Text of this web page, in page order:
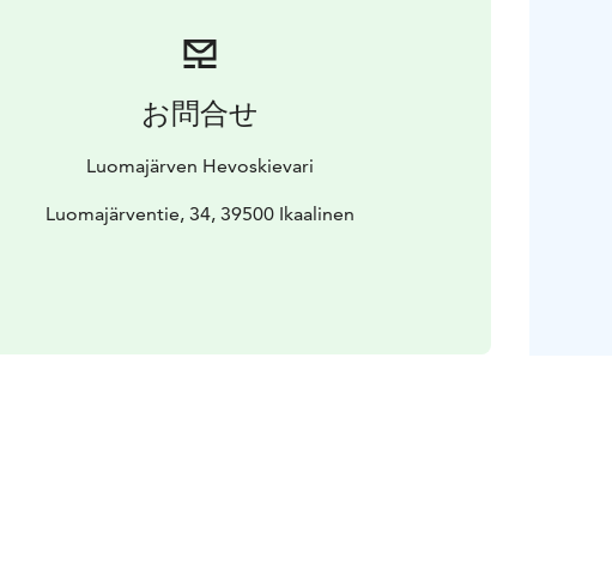
お問合せ
Luomajärven Hevoskievari
Luomajärventie, 34, 39500 Ikaalinen